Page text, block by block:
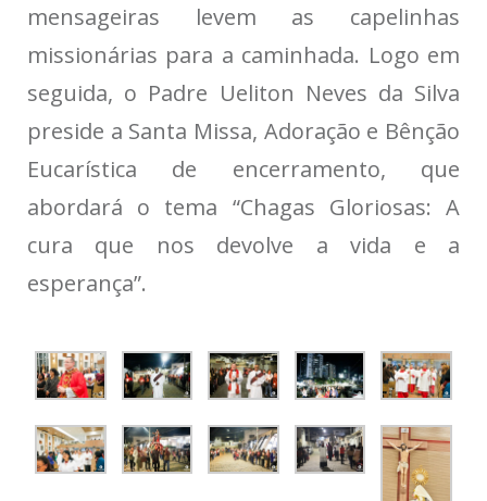
mensageiras levem as capelinhas
missionárias para a caminhada. Logo em
seguida, o Padre Ueliton Neves da Silva
preside a Santa Missa, Adoração e Bênção
Eucarística de encerramento, que
abordará o tema “Chagas Gloriosas: A
cura que nos devolve a vida e a
esperança”.